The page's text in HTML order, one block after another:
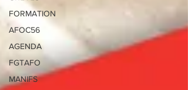
FORMATION
AFOC56
AGENDA
FGTAFO
MANIFS